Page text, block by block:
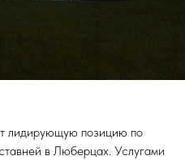
лидирующую позицию по
в Люберцах. Услугами